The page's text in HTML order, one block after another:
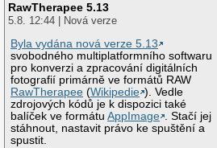
RawTherapee 5.13
5.8. 12:44 | Nová verze
Byla vydána nová verze 5.13
svobodného multiplatformního softwaru
pro konverzi a zpracování digitálních
fotografií primárně ve formátů RAW
RawTherapee (Wikipedie ). Vedle
zdrojových kódů je k dispozici také
balíček ve formátuAppImage . Stačí jej
stáhnout, nastavit právo ke spuštění a
spustit.